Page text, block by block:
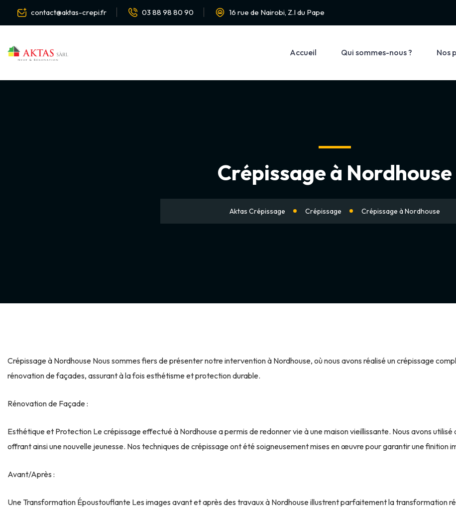
contact@aktas-crepi.fr 03 88 98 80 90 16 rue de Nairobi, Z.I du Pape
Accueil Qui sommes-nous ? Nos
Crépissage à Nordhouse
Aktas Crépissage Crépissage Crépissage à Nordhouse
Crépissage à Nordhouse Nous sommes fiers de présenter notre intervention à Nordhouse, où nous avons réalisé un crépissage
rénovation de façades, assurant à la fois esthétisme et protection durable.
Rénovation de Façade :
Esthétique et Protection Le crépissage effectué à Nordhouse a permis de redonner vie à une maison vieillissante. Nous avons
offrant ainsi une nouvelle jeunesse. Nos techniques de crépissage ont été soigneusement mises en œuvre pour garantir une finition
Avant/Après :
Une Transformation Époustouflante Les images avant et après des travaux à Nordhouse illustrent parfaitement la transformation